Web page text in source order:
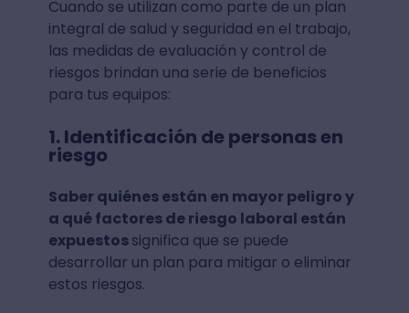
Cuando se utilizan como parte de un plan
integral de salud y seguridad en el trabajo,
las medidas de evaluación y control de
riesgos brindan una serie de beneficios
para tus equipos:
1. Identificación de personas en
riesgo
Saber quiénes están en mayor peligro y
a qué factores de riesgo laboral están
expuestossignifica que se puede
desarrollar un plan para mitigar o eliminar
estos riesgos.